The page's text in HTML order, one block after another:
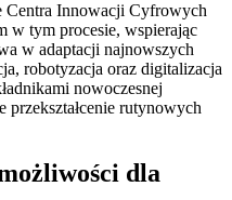
Centra Innowacji Cyfrowych
w tym procesie, wspierając
w adaptacji najnowszych
robotyzacja oraz digitalizacja
nowoczesnej
rutynowych
dla